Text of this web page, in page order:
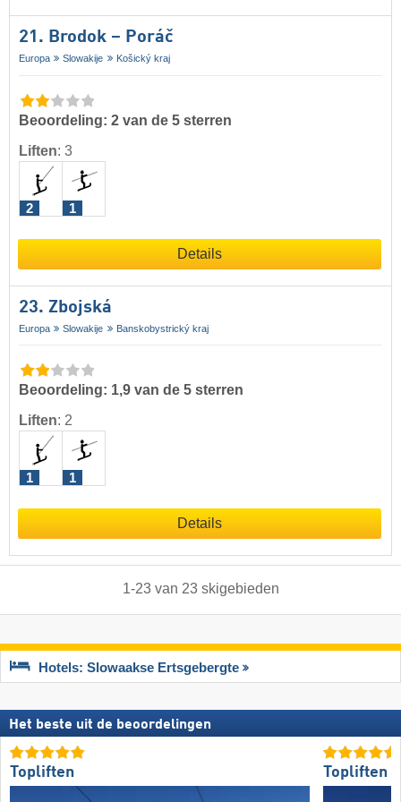
21. Brodok – Poráč
Europa Slowakije Košický kraj
Beoordeling: 2 van de 5 sterren
Liften: 3
2 1
Details
23. Zbojská
Europa Slowakije Banskobystrický kraj
Beoordeling: 1,9 van de 5 sterren
Liften: 2
1 1
Details
1-23van 23 skigebieden
Hotels: Slowaakse Ertsgebergte
Het beste uit de beoordelingen
Topliften Topliften